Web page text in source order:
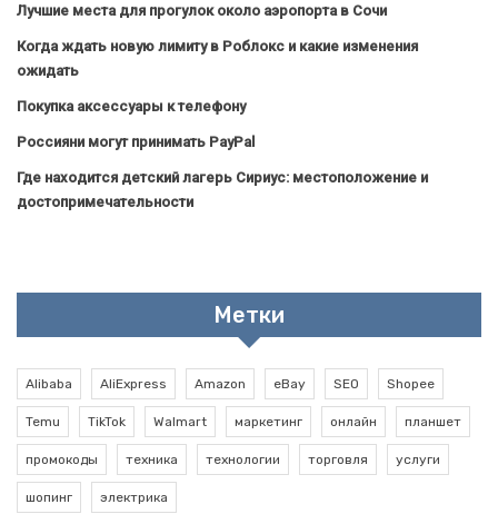
Лучшие места для прогулок около аэропорта в Сочи
Когда ждать новую лимиту в Роблокс и какие изменения
ожидать
Покупка аксессуары к телефону
Россияни могут принимать PayPal
Где находится детский лагерь Сириус: местоположение и
достопримечательности
Метки
Alibaba AliExpress Amazon eBay SEO Shopee
Temu TikTok Walmart маркетинг онлайн планшет
промокоды техника технологии торговля услуги
шопинг электрика